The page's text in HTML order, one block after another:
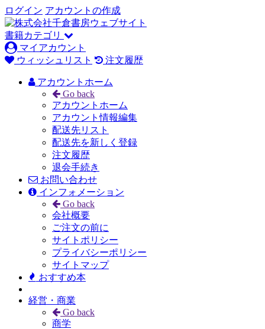
ログイン アカウントの作成
書籍カテゴリ
マイアカウント
ウィッシュリスト
注文履歴
アカウントホーム
Go back
アカウントホーム
アカウント情報編集
配送先リスト
配送先を新しく登録
注文履歴
退会手続き
お問い合わせ
インフォメーション
Go back
会社概要
ご注文の前に
サイトポリシー
プライバシーポリシー
サイトマップ
おすすめ本
経営・商業
Go back
商学